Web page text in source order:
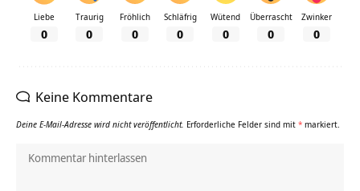
Liebe
0
Traurig
0
Fröhlich
0
Schläfrig
0
Wütend
0
Überrascht
0
Zwinker
0
Keine Kommentare
Deine E-Mail-Adresse wird nicht veröffentlicht. Erforderliche Felder sind mit * markiert.